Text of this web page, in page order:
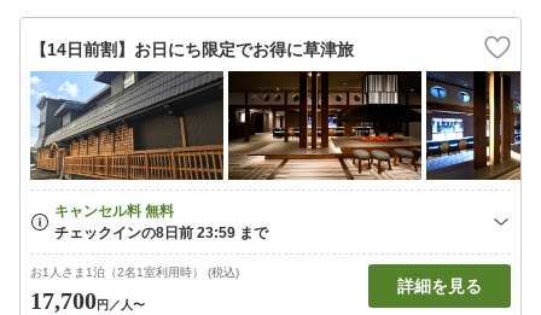
【14日前割】お日にち限定でお得に草津旅
お1人さま1泊（2名1室利用時） (税込)
17,700円 ／人〜
詳細を見る